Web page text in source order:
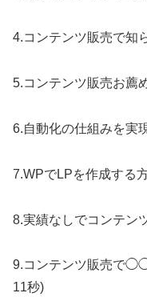
4.コンテンツ販売で知
5.コンテンツ販売お薦
6.自動化の仕組みを実
7.WPでLPを作成する
8.実績なしでコンテン
9.コンテンツ販売で
11秒)